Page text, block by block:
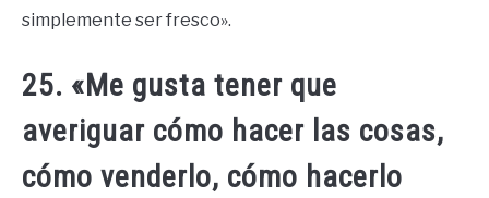
simplemente ser fresco».
25. «Me gusta tener que
averiguar cómo hacer las cosas,
cómo venderlo, cómo hacerlo